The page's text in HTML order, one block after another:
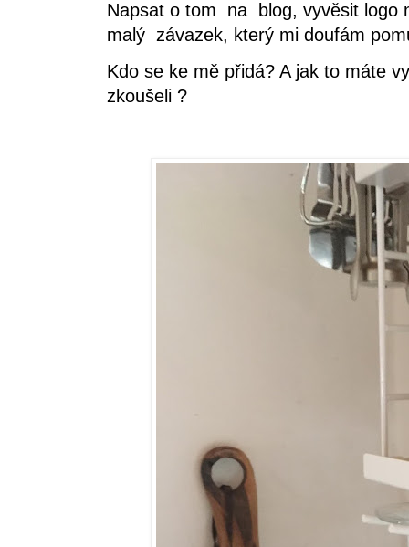
Napsat o tom na blog, vyvěsit logo
malý závazek, který mi doufám
Kdo se ke mě přidá? A jak to máte
zkoušeli ?